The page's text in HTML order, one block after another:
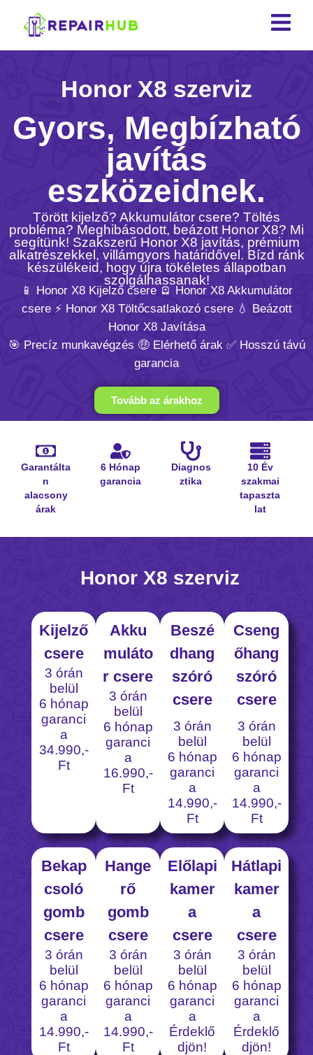
Honor X8 szerviz
Gyors, Megbízható
javítás
eszközeidnek.
Törött kijelző? Akkumulátor csere? Töltés
probléma? Meghibásodott, beázott Honor X8? Mi
segítünk! Szakszerű Honor X8 javítás, prémium
alkatrészekkel, villámgyors határidővel. Bízd ránk
készülékeid, hogy újra tökéletes állapotban
szolgálhassanak!
📱 Honor X8 Kijelző csere 🪫 Honor X8 Akkumulátor
csere ⚡️ Honor X8 Töltőcsatlakozó csere 💧 Beázott
Honor X8 Javítása
🎯 Precíz munkavégzés 🤑 Elérhető árak ✅ Hosszú távú
garancia
Tovább az árakhoz
Garantálta
n
alacsony
árak
6 Hónap
garancia
Diagnos
ztika
10 Év
szakmai
tapaszta
lat
Honor X8 szerviz
Kijelző
csere
3 órán
belül
6 hónap
garanci
a
34.990,-
Ft
Akku
muláto
r csere
3 órán
belül
6 hónap
garanci
a
16.990,-
Ft
Beszé
dhang
szóró
csere
3 órán
belül
6 hónap
garanci
a
14.990,-
Ft
Cseng
őhang
szóró
csere
3 órán
belül
6 hónap
garanci
a
14.990,-
Ft
Bekap
csoló
gomb
csere
3 órán
belül
6 hónap
garanci
a
14.990,-
Ft
Hange
rő
gomb
csere
3 órán
belül
6 hónap
garanci
a
14.990,-
Ft
Előlapi
kamer
a
csere
3 órán
belül
6 hónap
garanci
a
Érdeklő
djön!
Hátlapi
kamer
a
csere
3 órán
belül
6 hónap
garanci
a
Érdeklő
djön!